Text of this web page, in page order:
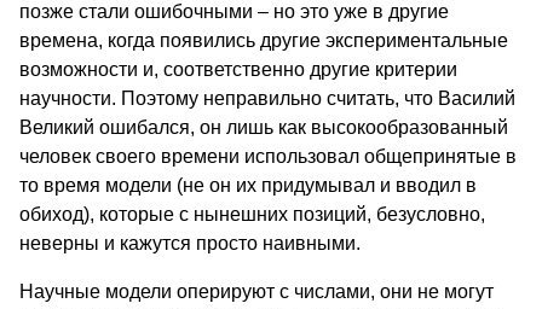
позже стали ошибочными – но это уже в другие
времена, когда появились другие экспериментальные
возможности и, соответственно другие критерии
научности. Поэтому неправильно считать, что Василий
Великий ошибался, он лишь как высокообразованный
человек своего времени использовал общепринятые в
то время модели (не он их придумывал и вводил в
обиход), которые с нынешних позиций, безусловно,
неверны и кажутся просто наивными.
Научные модели оперируют с числами, они не могут